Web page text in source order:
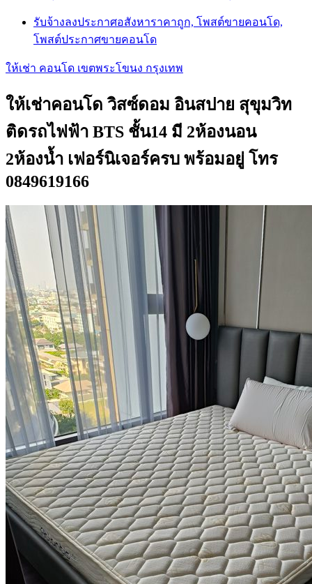
รับจ้างลงประกาศอสังหาราคาถูก, โพสต์ขายคอนโด,
โพสต์ประกาศขายคอนโด
ให้เช่า คอนโด เขตพระโขนง กรุงเทพ
ให้เช่าคอนโด วิสซ์ดอม อินสปาย สุขุมวิท
ติดรถไฟฟ้า BTS ชั้น14 มี 2ห้องนอน
2ห้องน้ำ เฟอร์นิเจอร์ครบ พร้อมอยู่ โทร
0849619166